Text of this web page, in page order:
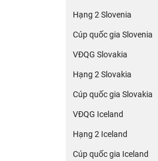
Hạng 2 Slovenia
Cúp quốc gia Slovenia
VĐQG Slovakia
Hạng 2 Slovakia
Cúp quốc gia Slovakia
VĐQG Iceland
Hạng 2 Iceland
Cúp quốc gia Iceland